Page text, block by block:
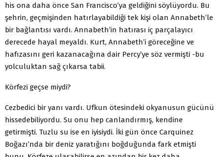
his ona daha önce San Francisco’ya geldiğini söylüyordu. Bu
şehrin, geçmişinden hatırlayabildiği tek kişi olan Annabeth’le
bir bağlantısı vardı. Annabeth’in hatırası iç parçalayıcı
derecede hayal meyaldı. Kurt, Annabeth’i göreceğine ve
hafızasını geri kazanacağına dair Percy’ye söz vermişti -bu
yolculuktan sağ çıkarsa tabii.
Körfezi geçse miydi?
Cezbedici bir yanı vardı. Ufkun ötesindeki okyanusun gücünü
hissedebiliyordu. Su onu hep canlandırmış, kendine
getirmişti. Tuzlu su ise en iyisiydi. İki gün önce Carquinez
Boğazı’nda bir deniz yaratığını boğduğunda fark etmişti